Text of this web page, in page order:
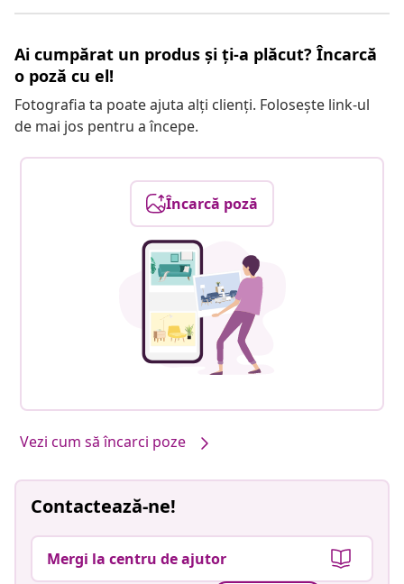
Ai cumpărat un produs și ți-a plăcut? Încarcă
o poză cu el!
Fotografia ta poate ajuta alți clienți. Folosește link-ul
de mai jos pentru a începe.
Încarcă poză
Vezi cum să încarci poze
Contactează-ne!
Mergi la centru de ajutor